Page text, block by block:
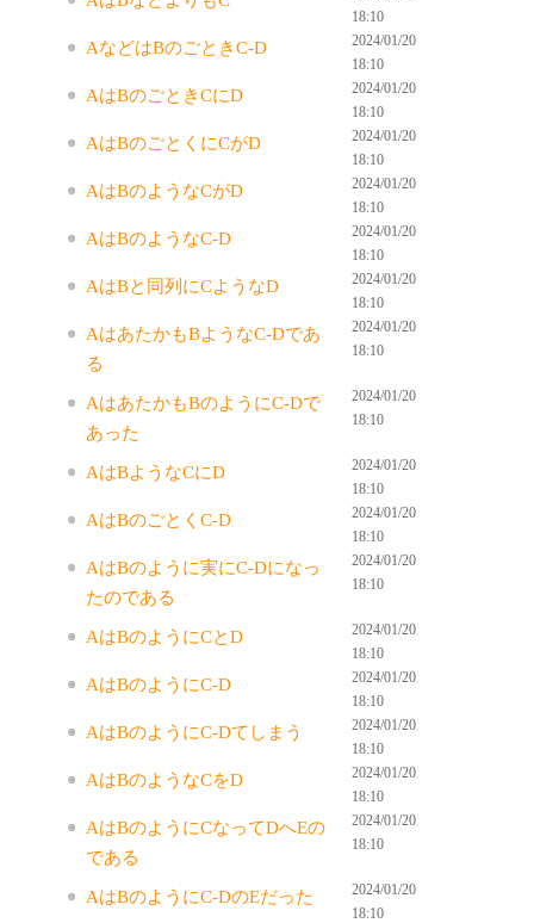
18:10
AなどはBのごときC-D
2024/01/20
18:10
AはBのごときCにD
2024/01/20
18:10
AはBのごとくにCがD
2024/01/20
18:10
AはBのようなCがD
2024/01/20
18:10
AはBのようなC-D
2024/01/20
18:10
AはBと同列にCようなD
2024/01/20
18:10
AはあたかもBようなC-Dであ
る
2024/01/20
18:10
AはあたかもBのようにC-Dで
あった
2024/01/20
18:10
AはBようなCにD
2024/01/20
18:10
AはBのごとくC-D
2024/01/20
18:10
AはBのように実にC-Dになっ
たのである
2024/01/20
18:10
AはBのようにCとD
2024/01/20
18:10
AはBのようにC-D
2024/01/20
18:10
AはBのようにC-Dてしまう
2024/01/20
18:10
AはBのようなCをD
2024/01/20
18:10
AはBのようにCなってDへEの
である
2024/01/20
18:10
AはBのようにC-DのEだった
2024/01/20
18:10